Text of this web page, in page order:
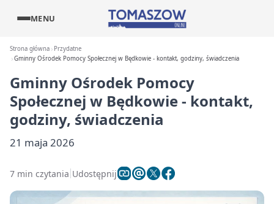
MENU
Strona główna
Przydatne
Gminny Ośrodek Pomocy Społecznej w Będkowie - kontakt, godziny, świadczenia
Gminny Ośrodek Pomocy
Społecznej w Będkowie - kontakt,
godziny, świadczenia
21 maja 2026
7 min czytania Udostępnij